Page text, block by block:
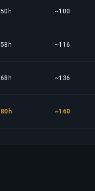
50h ~100
58h ~116
68h ~136
80h ~160